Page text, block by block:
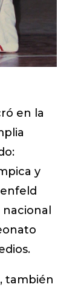
en la
y
también